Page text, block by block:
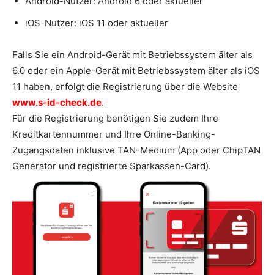
iOS-Nutzer: iOS 11 oder aktueller
Falls Sie ein Android-Gerät mit Betriebssystem älter als
6.0 oder ein Apple-Gerät mit Betriebssystem älter als iOS
11 haben, erfolgt die Registrierung über die Website
www.s-id-check.de.
Für die Registrierung benötigen Sie zudem Ihre
Kreditkartennummer und Ihre Online-Banking-
Zugangsdaten inklusive TAN-Medium (App oder ChipTAN
Generator und registrierte Sparkassen-Card).